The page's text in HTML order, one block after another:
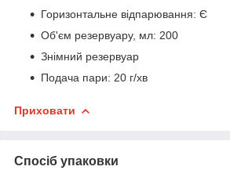
Горизонтальне відпарювання: Є
Об'єм резервуару, мл: 200
Знімний резервуар
Подача пари: 20 г/хв
Приховати
Спосіб упаковки